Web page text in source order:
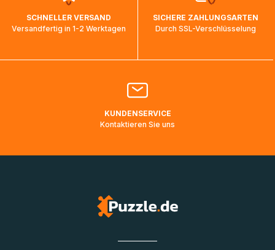
ankommen und von der dortigen Zustellorganisation weiter
bearbeitet werden.
Bitte kontaktieren Sie denKundenservicefalls Ihr Paket
Lieferadressen in Deutschland oder Europa mehrere Tage
SCHNELLER VERSAND
Versandfertig in 1-2 Werktagen
SICHERE ZAHLUNGSARTEN
Durch SSL-Verschlüsselung
KUNDENSERVICE
Kontaktieren Sie uns